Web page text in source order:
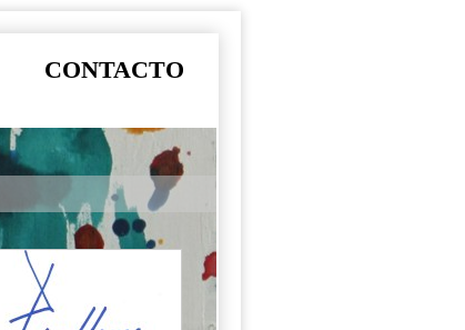
CONTACTO